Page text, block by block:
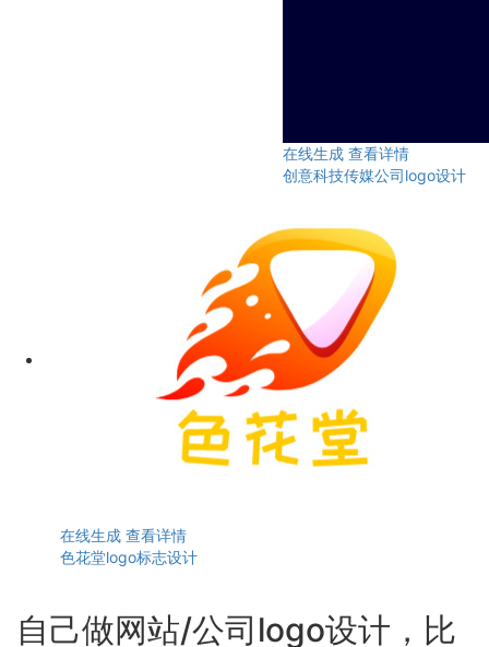
在线生成 查看详情
创意科技传媒公司logo设计
在线生成 查看详情
色花堂logo标志设计
自己做网站/公司logo设计，比